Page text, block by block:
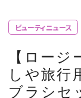
JEWELRY
LIFESTYLE
CULTURE
ビューティニュース
【ロー
しや旅行
ブラシセ